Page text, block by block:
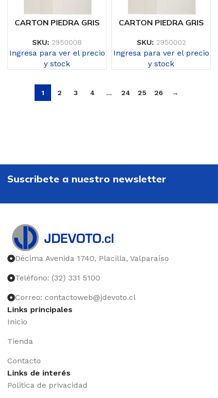
CARTON PIEDRA GRIS
SKU: 2950008
Ingresa para ver el precio
y stock
CARTON PIEDRA GRIS
SKU: 2950002
Ingresa para ver el precio
y stock
1 2 3 4 … 24 25 26 →
Suscribete a nuestro newsletter
Décima Avenida 1740, Placilla, Valparaíso
Teléfono: (32) 331 5100
Correo: contactoweb@jdevoto.cl
Links principales
Inicio
Tienda
Contacto
Links de interés
Politica de privacidad